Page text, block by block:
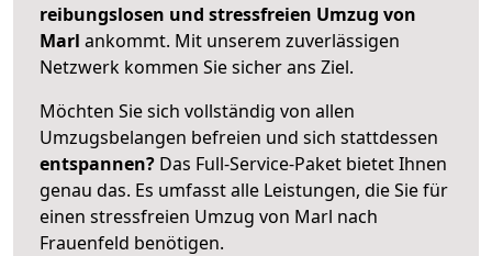
reibungslosen und stressfreien Umzug von
Marl ankommt. Mit unserem zuverlässigen
Netzwerk kommen Sie sicher ans Ziel.
Möchten Sie sich vollständig von allen
Umzugsbelangen befreien und sich stattdessen
entspannen? Das Full-Service-Paket bietet Ihnen
genau das. Es umfasst alle Leistungen, die Sie für
einen stressfreien Umzug von Marl nach
Frauenfeld benötigen.